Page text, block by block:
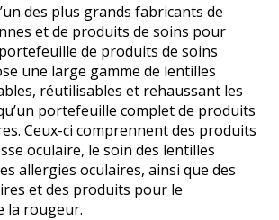
des plus grands fabricants de
et de produits de soins pour
de produits de soins
une large gamme de lentilles
réutilisables et rehaussant les
portefeuille complet de produits
Ceux-ci comprennent des produits
oculaire, le soin des lentilles
allergies oculaires, ainsi que des
et des produits pour le
la rougeur.